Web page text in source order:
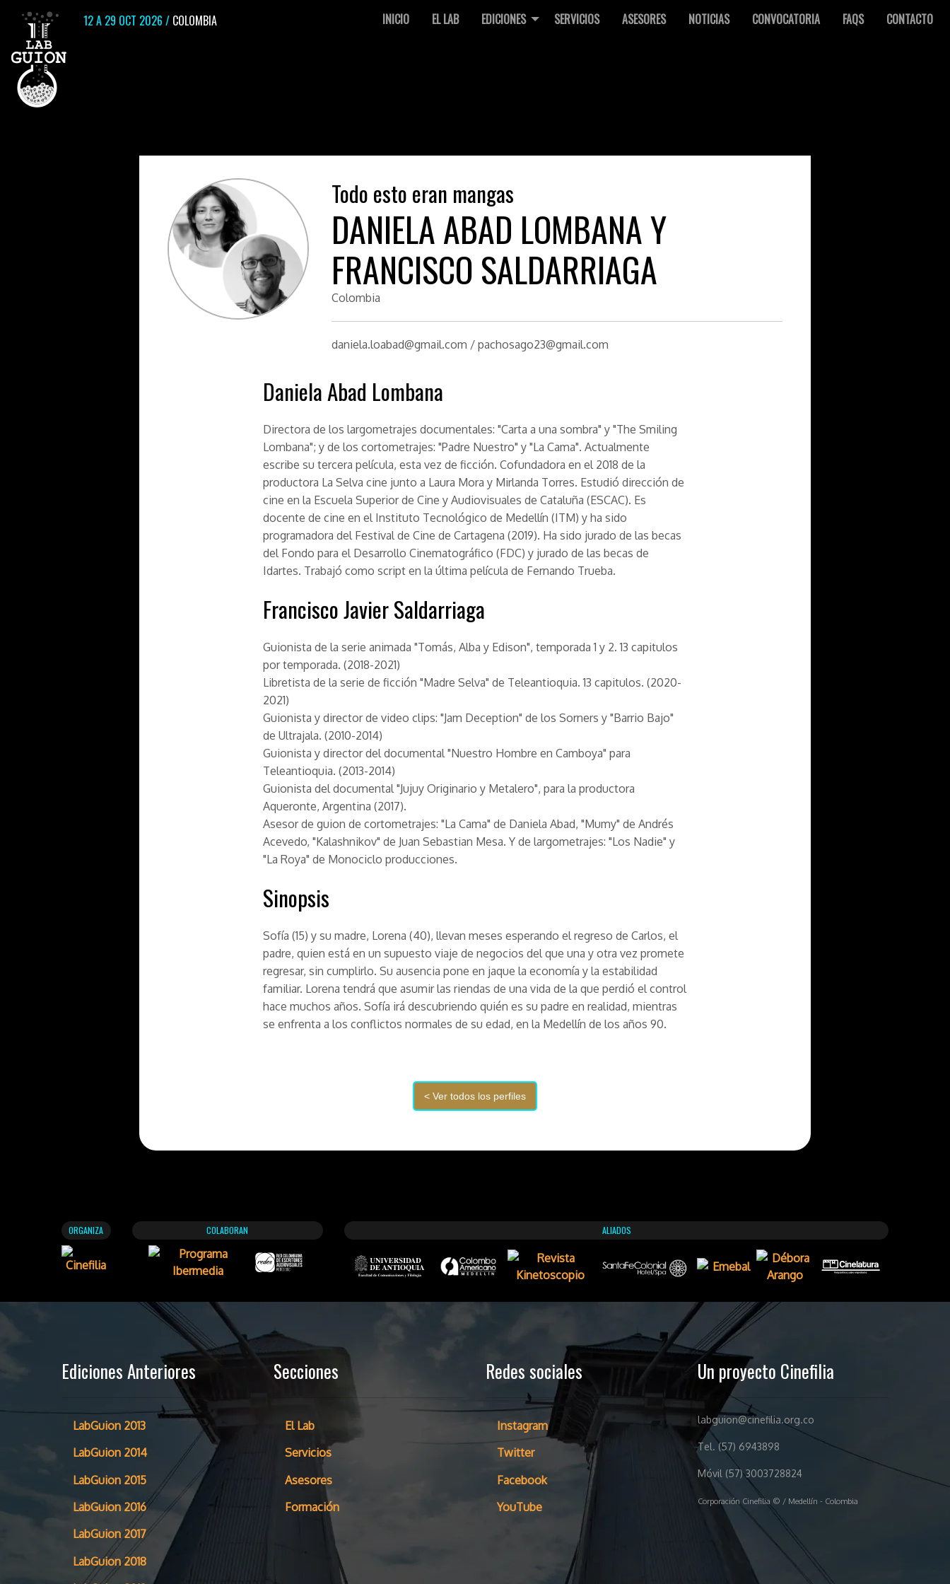
12 A 29 OCT 2026 / COLOMBIA INICIO EL LAB EDICIONES SERVICIOS ASESORES NOTICIAS CONVOCATORIA FAQS CONTACTO
Todo esto eran mangas
DANIELA ABAD LOMBANA Y
FRANCISCO SALDARRIAGA
Colombia
daniela.loabad@gmail.com / pachosago23@gmail.com
Daniela Abad Lombana
Directora de los largometrajes documentales: "Carta a una sombra" y "The Smiling
Lombana"; y de los cortometrajes: "Padre Nuestro" y "La Cama". Actualmente
escribe su tercera película, esta vez de ficción. Cofundadora en el 2018 de la
productora La Selva cine junto a Laura Mora y Mirlanda Torres. Estudió dirección de
cine en la Escuela Superior de Cine y Audiovisuales de Cataluña (ESCAC). Es
docente de cine en el Instituto Tecnológico de Medellín (ITM) y ha sido
programadora del Festival de Cine de Cartagena (2019). Ha sido jurado de las becas
del Fondo para el Desarrollo Cinematográfico (FDC) y jurado de las becas de
Idartes. Trabajó como script en la última película de Fernando Trueba.
Francisco Javier Saldarriaga
Guionista de la serie animada "Tomás, Alba y Edison", temporada 1 y 2. 13 capitulos
por temporada. (2018-2021)
Libretista de la serie de ficción "Madre Selva" de Teleantioquia. 13 capitulos. (2020-
2021)
Guionista y director de video clips: "Jam Deception" de los Sorners y "Barrio Bajo"
de Ultrajala. (2010-2014)
Guionista y director del documental "Nuestro Hombre en Camboya" para
Teleantioquia. (2013-2014)
Guionista del documental "Jujuy Originario y Metalero", para la productora
Aqueronte, Argentina (2017).
Asesor de guion de cortometrajes: "La Cama" de Daniela Abad, "Mumy" de Andrés
Acevedo, "Kalashnikov" de Juan Sebastian Mesa. Y de largometrajes: "Los Nadie" y
"La Roya" de Monociclo producciones.
Sinopsis
Sofía (15) y su madre, Lorena (40), llevan meses esperando el regreso de Carlos, el
padre, quien está en un supuesto viaje de negocios del que una y otra vez promete
regresar, sin cumplirlo. Su ausencia pone en jaque la economía y la estabilidad
familiar. Lorena tendrá que asumir las riendas de una vida de la que perdió el control
hace muchos años. Sofía irá descubriendo quién es su padre en realidad, mientras
se enfrenta a los conflictos normales de su edad, en la Medellín de los años 90.
ORGANIZA COLABORAN ALIADOS
Ediciones Anteriores
LabGuion 2013
LabGuion 2014
LabGuion 2015
LabGuion 2016
LabGuion 2017
LabGuion 2018
Secciones
El Lab
Servicios
Asesores
Formación
Redes sociales
Instagram
Twitter
Facebook
YouTube
Un proyecto Cinefilia
labguion@cinefilia.org.co
Tel. (57) 6943898
Móvil (57) 3003728824
Corporación Cinefilia © / Medellín - Colombia